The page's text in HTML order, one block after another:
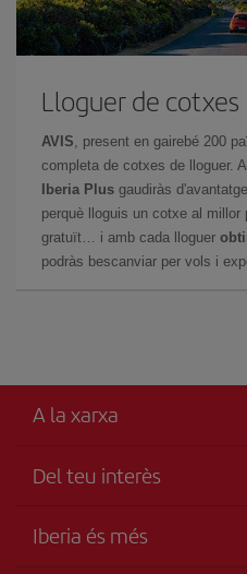
Lloguer de cotxes
AVIS , present en gairebé 200
completa de cotxes de lloguer.
Iberia Plus gaudiràs
perquè lloguis un cotxe al millor
gratuït… i amb cada lloguer
podràs bescanviar per vols i
A la xarxa
Del teu interès
La teva seguretat és el més
Iberia és més